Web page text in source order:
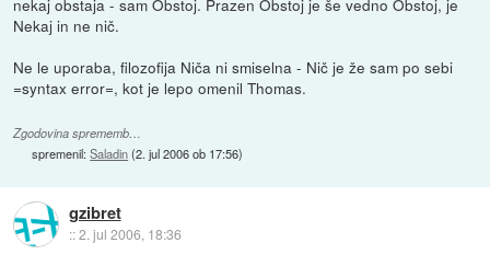
Nekaj in ne nič.
Ne le uporaba, filozofija Niča ni smiselna - Nič je že sam po sebi
=syntax error=, kot je lepo omenil Thomas.
Zgodovina sprememb…
spremenil:Saladin(2. jul 2006 ob 17:56)
gzibret
::2. jul 2006, 18:36